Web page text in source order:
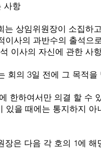
항
상임위원장이 소집하
과반수의 출석으로
신에 관한 사항을
일 전에 그 목적을 명
서만 의결 할 수 있
는 통지하지 아니한
은 다음 각 호의 1에 해